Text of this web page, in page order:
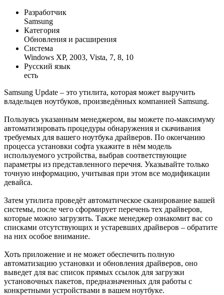
Разработчик
Samsung
Категория
Обновления и расширения
Система
Windows XP, 2003, Vista, 7, 8, 10
Русский язык
есть
Samsung Update – это утилита, которая может выручить
владельцев ноутбуков, произведённых компанией Samsung.
Пользуясь указанным менеджером, вы можете по-максимуму
автоматизировать процедуры обнаружения и скачивания
требуемых для вашего ноутбука драйверов. По окончанию
процесса установки софта укажите в нём модель
используемого устройства, выбрав соответствующие
параметры из представленного перечня. Указывайте только
точную информацию, учитывая при этом все модификации
девайса.
Затем утилита проведёт автоматическое сканирование вашей
системы, после чего сформирует перечень тех драйверов,
которые можно загрузить. Также менеджер ознакомит вас со
списками отсутствующих и устаревших драйверов – обратите
на них особое внимание.
Хоть приложение и не может обеспечить полную
автоматизацию установки и обновления драйверов, оно
выведет для вас список прямых ссылок для загрузки
установочных пакетов, предназначенных для работы с
конкретными устройствами в вашем ноутбуке.